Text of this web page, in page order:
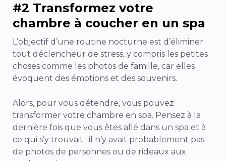
#2 Transformez votre
chambre à coucher en un spa
L’objectif d’une routine nocturne est d’éliminer
tout déclencheur de stress, y compris les petites
choses comme les photos de famille, car elles
évoquent des émotions et des souvenirs.
Alors, pour vous détendre, vous pouvez
transformer votre chambre en spa. Pensez à la
dernière fois que vous êtes allé dans un spa et à
ce qui s’y trouvait : il n’y avait probablement pas
de photos de personnes ou de rideaux aux